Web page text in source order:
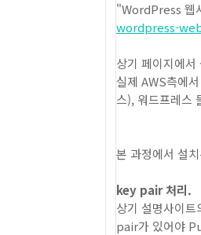
"WordPress 웹
wordpress-
상기 페이지에
실제 AWS측에
스), 워드프레스
본 과정에서 설
key pair 처리.
상기 설명사이
pair가 있어야